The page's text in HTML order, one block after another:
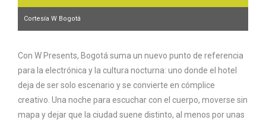
Cortesía W Bogotá
Con W Presents, Bogotá suma un nuevo punto de referencia
para la electrónica y la cultura nocturna: uno donde el hotel
deja de ser solo escenario y se convierte en cómplice
creativo. Una noche para escuchar con el cuerpo, moverse sin
mapa y dejar que la ciudad suene distinto, al menos por unas